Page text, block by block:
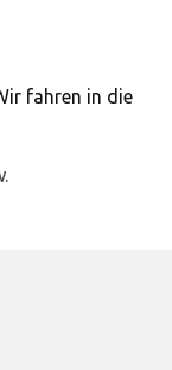
fahren in die